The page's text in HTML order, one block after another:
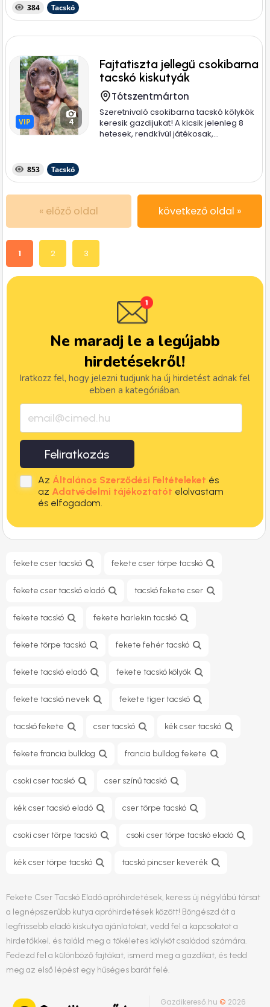
384 Tacskó
VIP
VIP 4
Fajtatiszta jellegű csokibarna
tacskó kiskutyák
Tótszentmárton
Szeretnivaló csokibarna tacskó kölykök
keresik gazdijukat! A kicsik jelenleg 8
hetesek, rendkívül játékosak,...
853 Tacskó
« előző oldal következő oldal »
1 2 3
Ne maradj le a legújabb
hirdetésekről!
Iratkozz fel, hogy jelezni tudjunk ha új hirdetést adnak fel
ebben a kategóriában.
Feliratkozás
Az Általános Szerződési Feltételeket és
az Adatvédelmi tájékoztatót elolvastam
és elfogadom.
fekete cser tacskó fekete cser törpe tacskó
fekete cser tacskó eladó tacskó fekete cser
fekete tacskó fekete harlekin tacskó
fekete törpe tacskó fekete fehér tacskó
fekete tacskó eladó fekete tacskó kölyök
fekete tacskó nevek fekete tiger tacskó
tacskó fekete cser tacskó kék cser tacskó
fekete francia bulldog francia bulldog fekete
csoki cser tacskó cser színű tacskó
kék cser tacskó eladó cser törpe tacskó
csoki cser törpe tacskó csoki cser törpe tacskó eladó
kék cser törpe tacskó tacskó pincser keverék
Fekete Cser Tacskó Eladó apróhirdetések, keress új négylábú társat
a legnépszerűbb kutya apróhirdetések között! Böngészd át a
legfrissebb eladó kiskutya ajánlatokat, vedd fel a kapcsolatot a
hirdetőkkel, és találd meg a tökéletes kölyköt családod számára.
Fedezd fel a különböző fajtákat, ismerd meg a gazdikat, és tedd
meg az első lépést egy hűséges barát felé.
Gazdikereső.hu © 2026